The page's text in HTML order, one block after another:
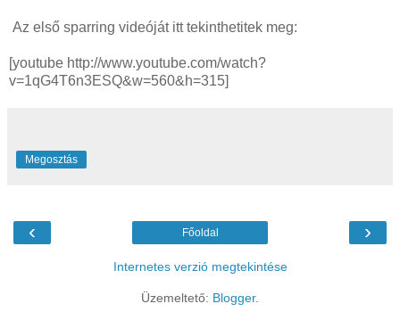
Az első sparring videóját itt tekinthetitek meg:
[youtube http://www.youtube.com/watch?
v=1qG4T6n3ESQ&w=560&h=315]
Megosztás
‹ ›
Főoldal
Internetes verzió megtekintése
Üzemeltető: Blogger.